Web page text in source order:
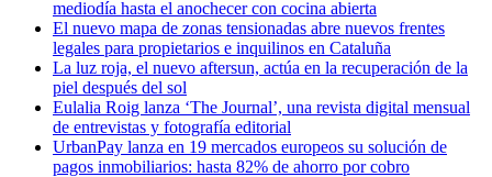
mediodía hasta el anochecer con cocina abierta
El nuevo mapa de zonas tensionadas abre nuevos frentes
legales para propietarios e inquilinos en Cataluña
La luz roja, el nuevo aftersun, actúa en la recuperación de la
piel después del sol
Eulalia Roig lanza ‘The Journal’, una revista digital mensual
de entrevistas y fotografía editorial
UrbanPay lanza en 19 mercados europeos su solución de
pagos inmobiliarios: hasta 82% de ahorro por cobro